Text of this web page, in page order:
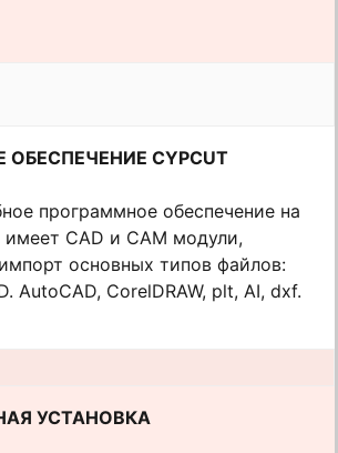
CYPCUT
программное обеспечение на
CAD и CAM модули,
основных типов файлов:
AutoCAD, CorelDRAW, plt, AI, dxf.
УСТАНОВКА